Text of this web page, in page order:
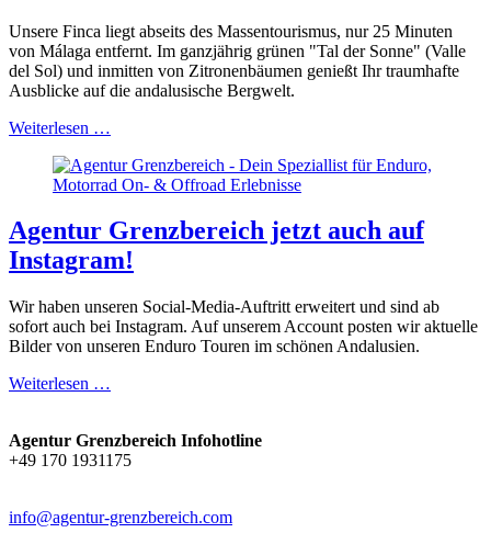
Unsere Finca liegt abseits des Massentourismus, nur 25 Minuten
von Málaga entfernt. Im ganzjährig grünen "Tal der Sonne" (Valle
del Sol) und inmitten von Zitronenbäumen genießt Ihr traumhafte
Ausblicke auf die andalusische Bergwelt.
Weiterlesen …
Agentur Grenzbereich jetzt auch auf
Instagram!
Wir haben unseren Social-Media-Auftritt erweitert und sind ab
sofort auch bei Instagram. Auf unserem Account posten wir aktuelle
Bilder von unseren Enduro Touren im schönen Andalusien.
Weiterlesen …
Agentur Grenzbereich Infohotline
+49 170 1931175
info@agentur-grenzbereich.com